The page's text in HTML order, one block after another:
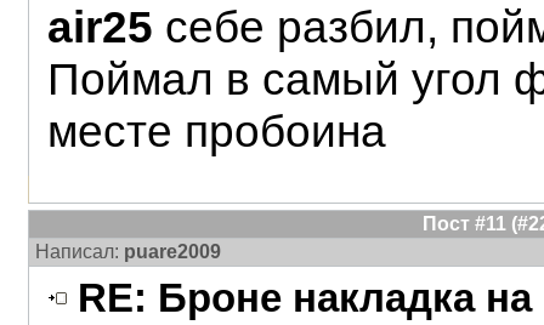
air25 себе разбил,
Поймал в самый угол
месте пробоина
Пост #11
Написал: puare2009
RE: Броне накладка